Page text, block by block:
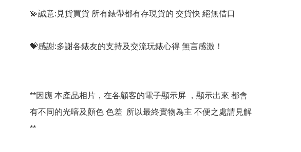
💫誠意:見貨買貨 所有錶帶都有存現貨的 交貨快 絕無借口
💝感謝:多謝各錶友的支持及交流玩錶心得 無言感激！
**因應 本產品相片，在各顧客的電子顯示屏 ，顯示出來 都會
有不同的光喑及顏色 色差  所以最終實物為主 不便之處請見解